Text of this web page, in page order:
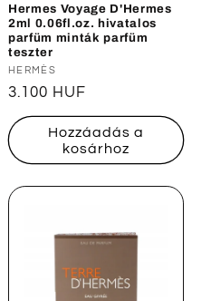
Hermes Voyage D'Hermes
2ml 0.06fl.oz. hivatalos
parfüm minták parfüm
teszter
Forgalmazó:
HERMÈS
Normál
ár
3.100 HUF
Hozzáadás a
kosárhoz